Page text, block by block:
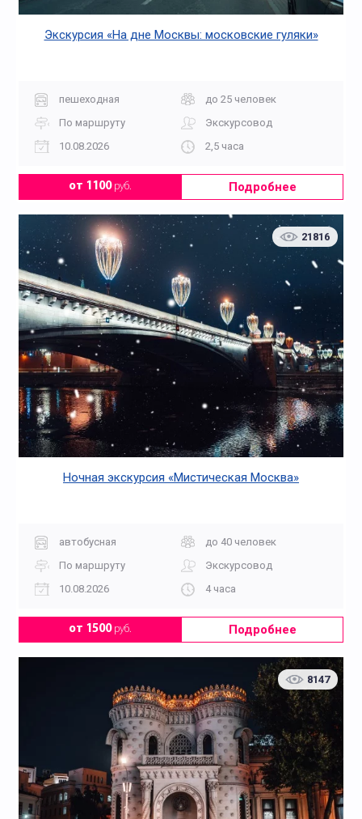
Экскурсия «На дне Москвы: московские гуляки»
пешеходная
до 25 человек
По маршруту
Экскурсовод
10.08.2026
2,5 часа
от 1100руб. Подробнее
21816
Ночная экскурсия «Мистическая Москва»
автобусная
до 40 человек
По маршруту
Экскурсовод
10.08.2026
4 часа
от 1500руб. Подробнее
8147